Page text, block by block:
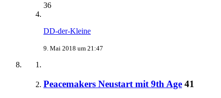
36
DD-der-Kleine
9. Mai 2018 um 21:47
Peacemakers Neustart mit 9th Age 41